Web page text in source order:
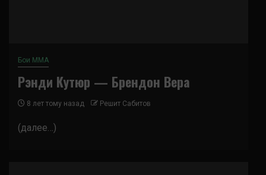
Бои ММА
Рэнди Кутюр — Брендон Вера
8 лет тому назад Решит Сабитов
(далее…)